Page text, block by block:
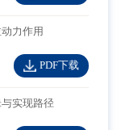
力作用
PDF下载
实现路径